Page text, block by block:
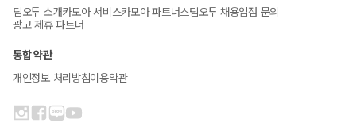
팀오투 소개카모아 서비스카모아 파트너스팀오투 채용입점 문의
광고 제휴 파트너
통합 약관
개인정보 처리방침이용약관